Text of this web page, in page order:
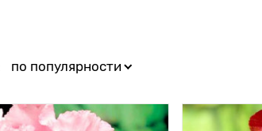
по популярности